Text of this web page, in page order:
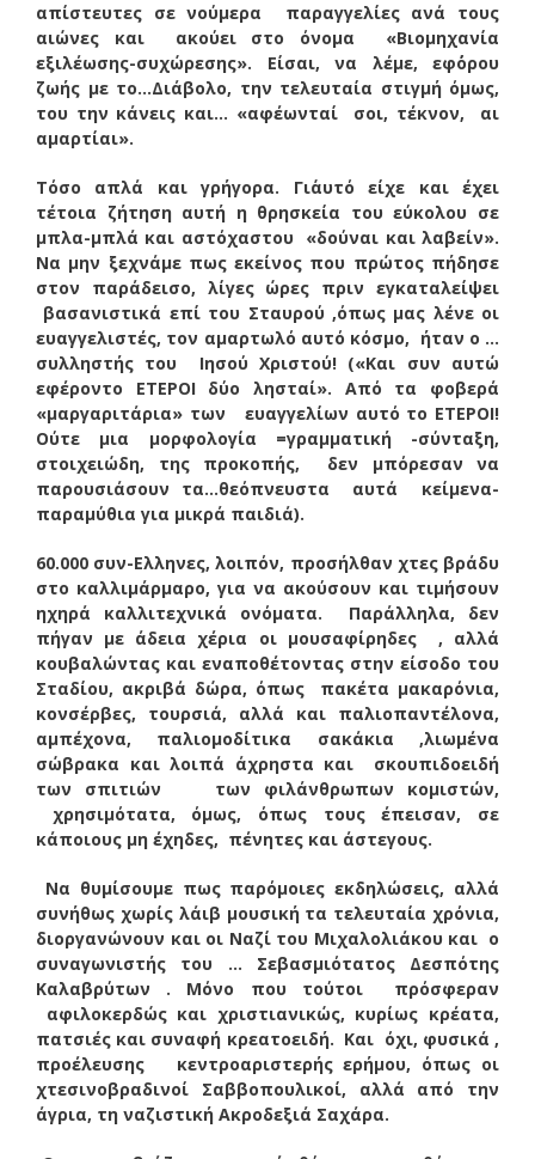
απίστευτες σε νούμερα παραγγελίες ανά τους
αιώνες και ακούει στο όνομα «Βιομηχανία
εξιλέωσης-συχώρεσης». Είσαι, να λέμε, εφ΄όρου
ζωής με το…Διάβολο, την τελευταία στιγμή όμως,
του την κάνεις και… «αφέωνταί σοι, τέκνον, αι
αμαρτίαι».
Τόσο απλά και γρήγορα. Γι΄αυτό είχε και έχει
τέτοια ζήτηση αυτή η θρησκεία του εύκολου σε
μπλα-μπλά και αστόχαστου «δούναι και λαβείν».
Να μην ξεχνάμε πως εκείνος που πρώτος πήδησε
στον παράδεισο, λίγες ώρες πριν εγκαταλείψει
βασανιστικά επί του Σταυρού ,όπως μας λένε οι
ευαγγελιστές, τον αμαρτωλό αυτό κόσμο, ήταν ο …
συλληστής του Ιησού Χριστού! («Και συν αυτώ
εφέροντο ΕΤΕΡΟΙ δύο λησταί». Από τα φοβερά
«μαργαριτάρια» των ευαγγελίων αυτό το ΕΤΕΡΟΙ!
Ούτε μια μορφολογία =γραμματική -σύνταξη,
στοιχειώδη, της προκοπής, δεν μπόρεσαν να
παρουσιάσουν τα…θεόπνευστα αυτά κείμενα-
παραμύθια για μικρά παιδιά).
60.000 συν-Ελληνες, λοιπόν, προσήλθαν χτες βράδυ
στο καλλιμάρμαρο, για να ακούσουν και τιμήσουν
ηχηρά καλλιτεχνικά ονόματα. Παράλληλα, δεν
πήγαν με άδεια χέρια οι μουσαφίρηδες , αλλά
κουβαλώντας και εναποθέτοντας στην είσοδο του
Σταδίου, ακριβά δώρα, όπως πακέτα μακαρόνια,
κονσέρβες, τουρσιά, αλλά και παλιοπαντέλονα,
αμπέχονα, παλιομοδίτικα σακάκια ,λιωμένα
σώβρακα και λοιπά άχρηστα και σκουπιδοειδή
των σπιτιών των φιλάνθρωπων κομιστών,
χρησιμότατα, όμως, όπως τους έπεισαν, σε
κάποιους μη έχηδες, πένητες και άστεγους.
Να θυμίσουμε πως παρόμοιες εκδηλώσεις, αλλά
συνήθως χωρίς λάιβ μουσική τα τελευταία χρόνια,
διοργανώνουν και οι Ναζί του Μιχαλολιάκου και ο
συναγωνιστής του … Σεβασμιότατος Δεσπότης
Καλαβρύτων . Μόνο που τούτοι πρόσφεραν
αφιλοκερδώς και χριστιανικώς, κυρίως κρέατα,
πατσιές και συναφή κρεατοειδή. Και όχι, φυσικά ,
προέλευσης κεντροαριστερής ερήμου, όπως οι
χτεσινοβραδινοί Σαββοπουλικοί, αλλά από την
άγρια, τη ναζιστική Ακροδεξιά Σαχάρα.